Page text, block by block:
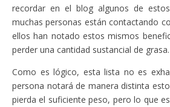
recordar en el blog algunos de
muchas personas están contactando
ellos han notado estos mismos
perder una cantidad sustancial de grasa.
Como es lógico, esta lista no es
persona notará de manera distinta
pierda el suficiente peso, pero lo que